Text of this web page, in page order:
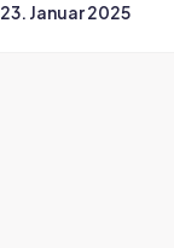
23. Januar 2025